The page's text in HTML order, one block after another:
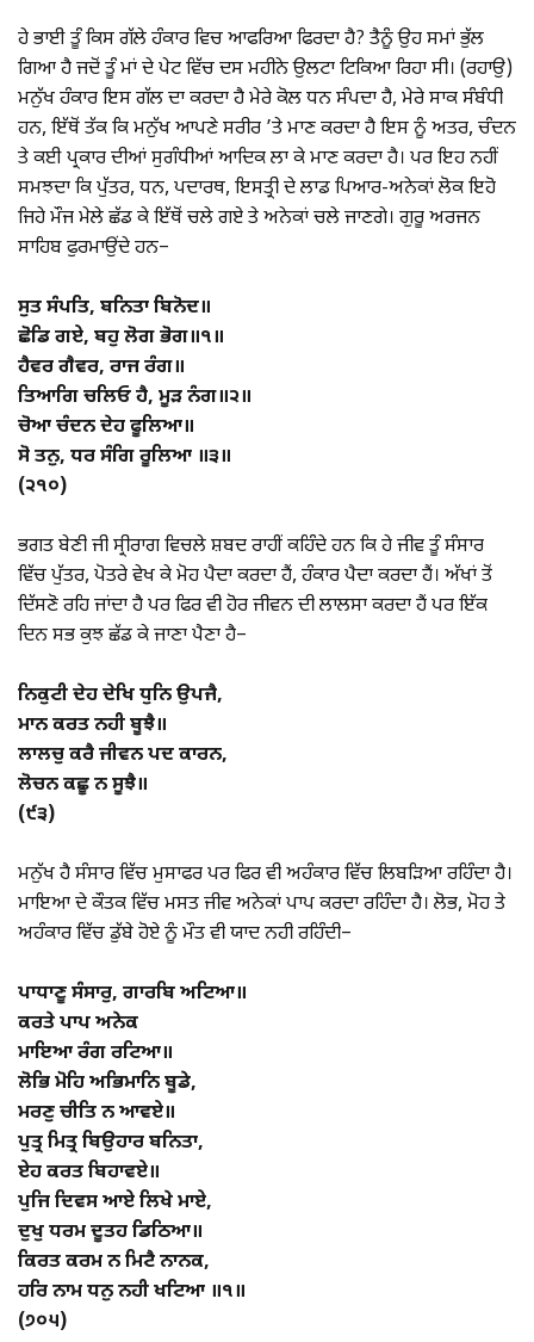
ਹੇ ਭਾਈ ਤੂੰ ਕਿਸ ਗੱਲੇ ਹੰਕਾਰ ਵਿਚ ਆਫਰਿਆ ਫਿਰਦਾ ਹੈ? ਤੈਨੂੰ ਉਹ ਸਮਾਂ ਭੁੱਲ
ਗਿਆ ਹੈ ਜਦੋਂ ਤੂੰ ਮਾਂ ਦੇ ਪੇਟ ਵਿੱਚ ਦਸ ਮਹੀਨੇ ਉਲਟਾ ਟਿਕਿਆ ਰਿਹਾ ਸੀ। (ਰਹਾਉ)
ਮਨੁੱਖ ਹੰਕਾਰ ਇਸ ਗੱਲ ਦਾ ਕਰਦਾ ਹੈ ਮੇਰੇ ਕੋਲ ਧਨ ਸੰਪਦਾ ਹੈ, ਮੇਰੇ ਸਾਕ ਸੰਬੰਧੀ
ਹਨ, ਇੱਥੋਂ ਤੱਕ ਕਿ ਮਨੁੱਖ ਆਪਣੇ ਸਰੀਰ ’ਤੇ ਮਾਣ ਕਰਦਾ ਹੈ ਇਸ ਨੂੰ ਅਤਰ, ਚੰਦਨ
ਤੇ ਕਈ ਪ੍ਰਕਾਰ ਦੀਆਂ ਸੁਗੰਧੀਆਂ ਆਦਿਕ ਲਾ ਕੇ ਮਾਣ ਕਰਦਾ ਹੈ। ਪਰ ਇਹ ਨਹੀਂ
ਸਮਝਦਾ ਕਿ ਪੁੱਤਰ, ਧਨ, ਪਦਾਰਥ, ਇਸਤ੍ਰੀ ਦੇ ਲਾਡ ਪਿਆਰ-ਅਨੇਕਾਂ ਲੋਕ ਇਹੋ
ਜਿਹੇ ਮੌਜ ਮੇਲੇ ਛੱਡ ਕੇ ਇੱਥੋਂ ਚਲੇ ਗਏ ਤੇ ਅਨੇਕਾਂ ਚਲੇ ਜਾਣਗੇ। ਗੁਰੂ ਅਰਜਨ
ਸਾਹਿਬ ਫੁਰਮਾਉਂਦੇ ਹਨ–
ਸੁਤ ਸੰਪਤਿ, ਬਨਿਤਾ ਬਿਨੋਦ॥
ਛੋਡਿ ਗਏ, ਬਹੁ ਲੋਗ ਭੋਗ॥੧॥
ਹੈਵਰ ਗੈਵਰ, ਰਾਜ ਰੰਗ॥
ਤਿਆਗਿ ਚਲਿਓ ਹੈ, ਮੂੜ ਨੰਗ॥੨॥
ਚੋਆ ਚੰਦਨ ਦੇਹ ਫੂਲਿਆ॥
ਸੋ ਤਨੁ, ਧਰ ਸੰਗਿ ਰੂਲਿਆ ॥੩॥
(੨੧੦)
ਭਗਤ ਬੇਣੀ ਜੀ ਸ੍ਰੀਰਾਗ ਵਿਚਲੇ ਸ਼ਬਦ ਰਾਹੀਂ ਕਹਿੰਦੇ ਹਨ ਕਿ ਹੇ ਜੀਵ ਤੂੰ ਸੰਸਾਰ
ਵਿੱਚ ਪੁੱਤਰ, ਪੋਤਰੇ ਵੇਖ ਕੇ ਮੋਹ ਪੈਦਾ ਕਰਦਾ ਹੈਂ, ਹੰਕਾਰ ਪੈਦਾ ਕਰਦਾ ਹੈਂ। ਅੱਖਾਂ ਤੋਂ
ਦਿੱਸਣੋ ਰਹਿ ਜਾਂਦਾ ਹੈ ਪਰ ਫਿਰ ਵੀ ਹੋਰ ਜੀਵਨ ਦੀ ਲਾਲਸਾ ਕਰਦਾ ਹੈਂ ਪਰ ਇੱਕ
ਦਿਨ ਸਭ ਕੁਝ ਛੱਡ ਕੇ ਜਾਣਾ ਪੈਣਾ ਹੈ–
ਨਿਕੁਟੀ ਦੇਹ ਦੇਖਿ ਧੁਨਿ ਉਪਜੈ,
ਮਾਨ ਕਰਤ ਨਹੀ ਬੂਝੈ॥
ਲਾਲਚੁ ਕਰੈ ਜੀਵਨ ਪਦ ਕਾਰਨ,
ਲੋਚਨ ਕਛੂ ਨ ਸੂਝੈ॥
(੯੩)
ਮਨੁੱਖ ਹੈ ਸੰਸਾਰ ਵਿੱਚ ਮੁਸਾਫਰ ਪਰ ਫਿਰ ਵੀ ਅਹੰਕਾਰ ਵਿੱਚ ਲਿਬੜਿਆ ਰਹਿੰਦਾ ਹੈ।
ਮਾਇਆ ਦੇ ਕੌਤਕ ਵਿੱਚ ਮਸਤ ਜੀਵ ਅਨੇਕਾਂ ਪਾਪ ਕਰਦਾ ਰਹਿੰਦਾ ਹੈ। ਲੋਭ, ਮੋਹ ਤੇ
ਅਹੰਕਾਰ ਵਿੱਚ ਡੁੱਬੇ ਹੋਏ ਨੂੰ ਮੌਤ ਵੀ ਯਾਦ ਨਹੀ ਰਹਿੰਦੀ–
ਪਾਧਾਣੂ ਸੰਸਾਰੁ, ਗਾਰਬਿ ਅਟਿਆ॥
ਕਰਤੇ ਪਾਪ ਅਨੇਕ
ਮਾਇਆ ਰੰਗ ਰਟਿਆ॥
ਲੋਭਿ ਮੋਹਿ ਅਭਿਮਾਨਿ ਬੂਡੇ,
ਮਰਣੁ ਚੀਤਿ ਨ ਆਵਏ॥
ਪੁਤ੍ਰ ਮਿਤ੍ਰ ਬਿਉਹਾਰ ਬਨਿਤਾ,
ਏਹ ਕਰਤ ਬਿਹਾਵਏ॥
ਪੁਜਿ ਦਿਵਸ ਆਏ ਲਿਖੇ ਮਾਏ,
ਦੁਖੁ ਧਰਮ ਦੂਤਹ ਡਿਠਿਆ॥
ਕਿਰਤ ਕਰਮ ਨ ਮਿਟੈ ਨਾਨਕ,
ਹਰਿ ਨਾਮ ਧਨੁ ਨਹੀ ਖਟਿਆ ॥੧॥
(੭੦੫)